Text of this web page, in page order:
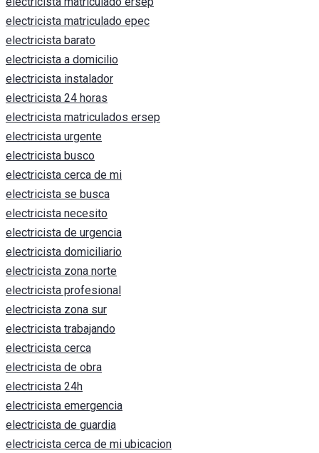
electricista matriculado epec
electricista barato
electricista a domicilio
electricista instalador
electricista 24 horas
electricista matriculados ersep
electricista urgente
electricista busco
electricista cerca de mi
electricista se busca
electricista necesito
electricista de urgencia
electricista domiciliario
electricista zona norte
electricista profesional
electricista zona sur
electricista trabajando
electricista cerca
electricista de obra
electricista 24h
electricista emergencia
electricista de guardia
electricista cerca de mi ubicacion